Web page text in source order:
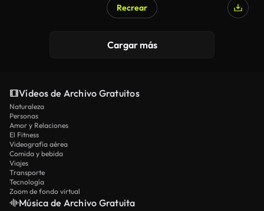
Recrear
Cargar más
Vídeos de Archivo Gratuitos
Naturaleza
Personas
Amor y Relaciones
El Fitness
Videografía aérea
Comida y bebida
Viajes
Transporte
Tecnología
Zoom de fondo virtual
Música de Archivo Gratuita